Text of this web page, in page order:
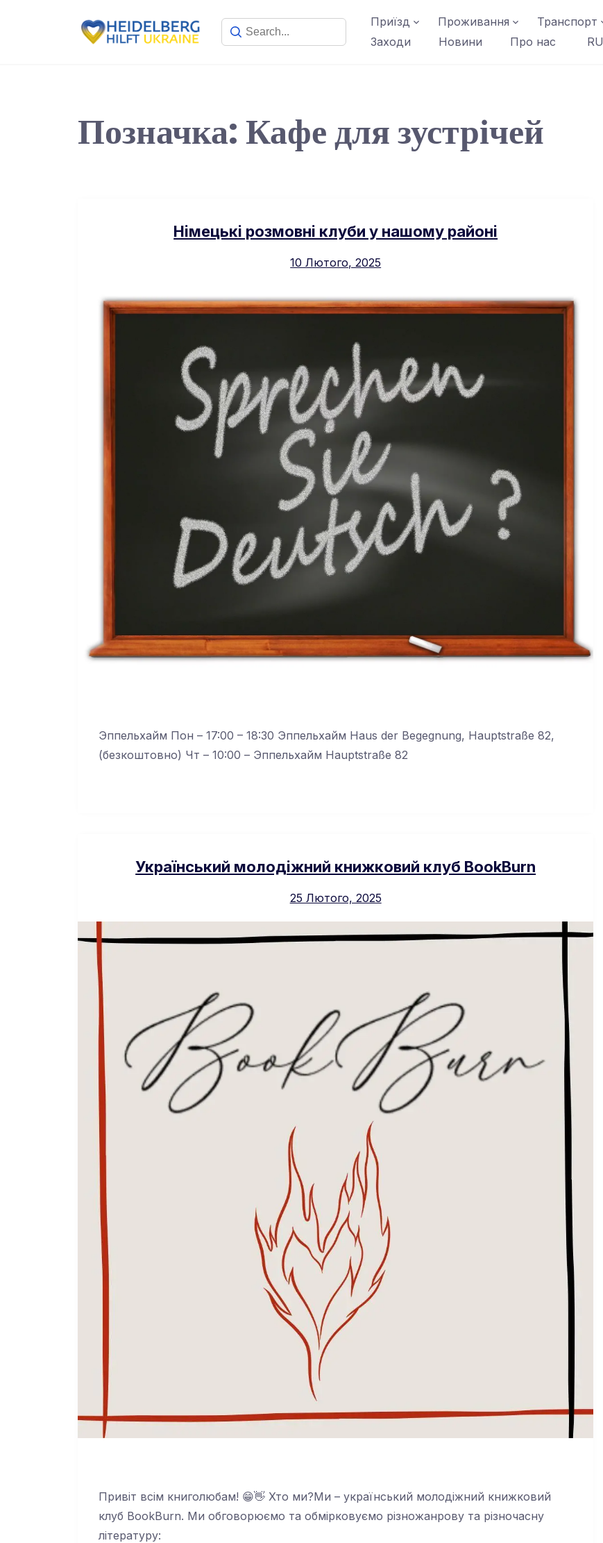
Приїзд Проживання Транспорт
Заходи
Новини Про нас RU
Позначка:Кафе для зустрічей
Німецькі розмовні клуби у нашому районі
10 Лютого, 2025
Эппельхайм Пон – 17:00 – 18:30 Эппельхайм Haus der Begegnung, Hauptstraße 82,
(безкоштовно) Чт – 10:00 – Эппельхайм Hauptstraße 82
Український молодіжний книжковий клуб BookBurn
25 Лютого, 2025
Привіт всім книголюбам! 😁👋 Хто ми?Ми – український молодіжний книжковий
клуб BookBurn. Ми обговорюємо та обмірковуємо різножанрову та різночасну
літературу: